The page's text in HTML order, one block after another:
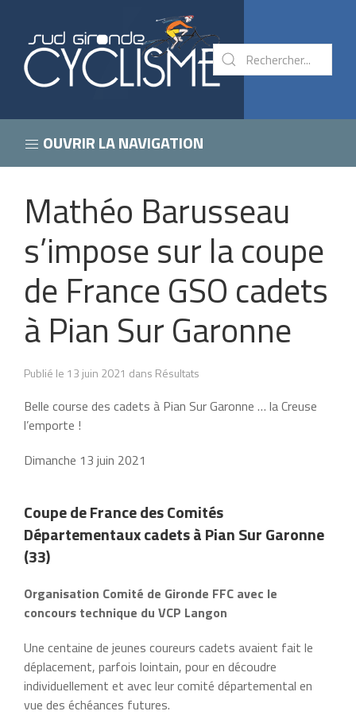
OUVRIR LA NAVIGATION
Mathéo Barusseau
s’impose sur la coupe
de France GSO cadets
à Pian Sur Garonne
Publié le 13 juin 2021 dans Résultats
Belle course des cadets à Pian Sur Garonne … la Creuse
l’emporte !
Dimanche 13 juin 2021
Coupe de France des Comités
Départementaux cadets à Pian Sur Garonne
(33)
Organisation Comité de Gironde FFC avec le
concours technique du VCP Langon
Une centaine de jeunes coureurs cadets avaient fait le
déplacement, parfois lointain, pour en découdre
individuellement et avec leur comité départemental en
vue des échéances futures.